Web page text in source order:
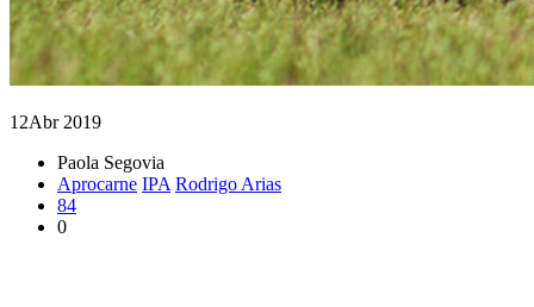
12Abr 2019
Paola Segovia
Aprocarne IPA Rodrigo Arias
84
0